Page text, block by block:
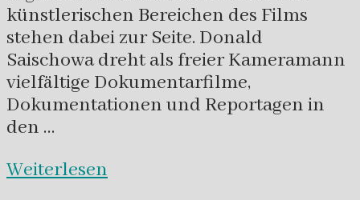
künstlerischen Bereichen des Films
stehen dabei zur Seite. Donald
Saischowa dreht als freier Kameramann
vielfältige Dokumentarfilme,
Dokumentationen und Reportagen in
den …
Weiterlesen